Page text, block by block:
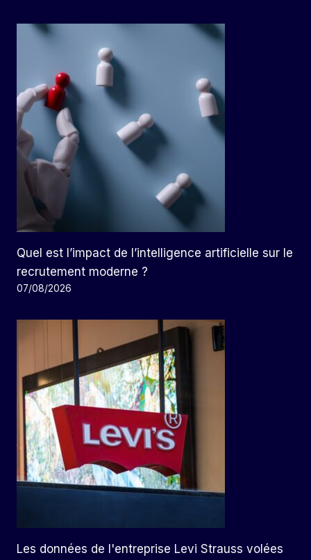
Quel est l’impact de l’intelligence artificielle sur le
recrutement moderne ?
07/08/2026
Les données de l'entreprise Levi Strauss volées